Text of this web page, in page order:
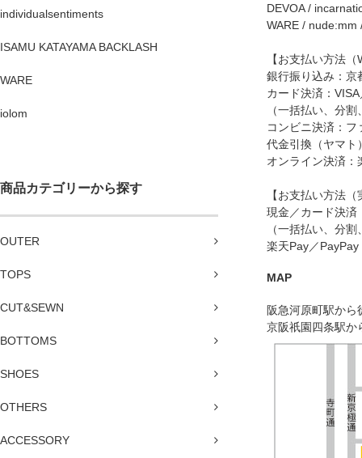
individualsentiments
ISAMU KATAYAMA BACKLASH
WARE
iolom
商品カテゴリーから探す
OUTER
TOPS
CUT&SEWN
BOTTOMS
SHOES
OTHERS
ACCESSORY
DEVOA/
WARE / nude:mm
【お支払い方法
銀行振り込み：京
カード決済：
（一括払い、分
コンビニ決済：
代金引換（ヤマト
オンライン決済：
【お支払い方法
現金／カード決済
（一括払い、分
楽天Pay／PayPay
MAP
阪急河原町駅から
京阪祇園四条駅か